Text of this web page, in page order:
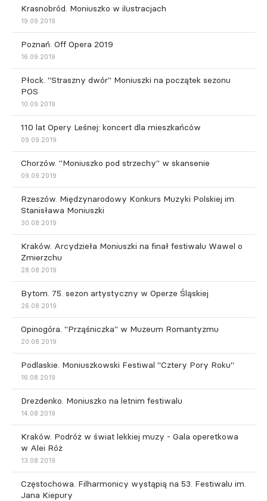
Krasnobród. Moniuszko w ilustracjach
19.09.2019
Poznań. Off Opera 2019
16.09.2019
Płock. "Straszny dwór" Moniuszki na początek sezonu
POS
10.09.2019
110 lat Opery Leśnej: koncert dla mieszkańców
09.09.2019
Chorzów. "Moniuszko pod strzechy" w skansenie
09.09.2019
Rzeszów. Międzynarodowy Konkurs Muzyki Polskiej im.
Stanisława Moniuszki
30.08.2019
Kraków. Arcydzieła Moniuszki na finał festiwalu Wawel o
Zmierzchu
28.08.2019
Bytom. 75. sezon artystyczny w Operze Śląskiej
26.08.2019
Opinogóra. "Prząśniczka" w Muzeum Romantyzmu
20.08.2019
Podlaskie. Moniuszkowski Festiwal "Cztery Pory Roku"
16.08.2019
Drezdenko. Moniuszko na letnim festiwalu
14.08.2019
Kraków. Podróż w świat lekkiej muzy - Gala operetkowa
w Alei Róż
13.08.2019
Częstochowa. Filharmonicy wystąpią na 53. Festiwalu im.
Jana Kiepury